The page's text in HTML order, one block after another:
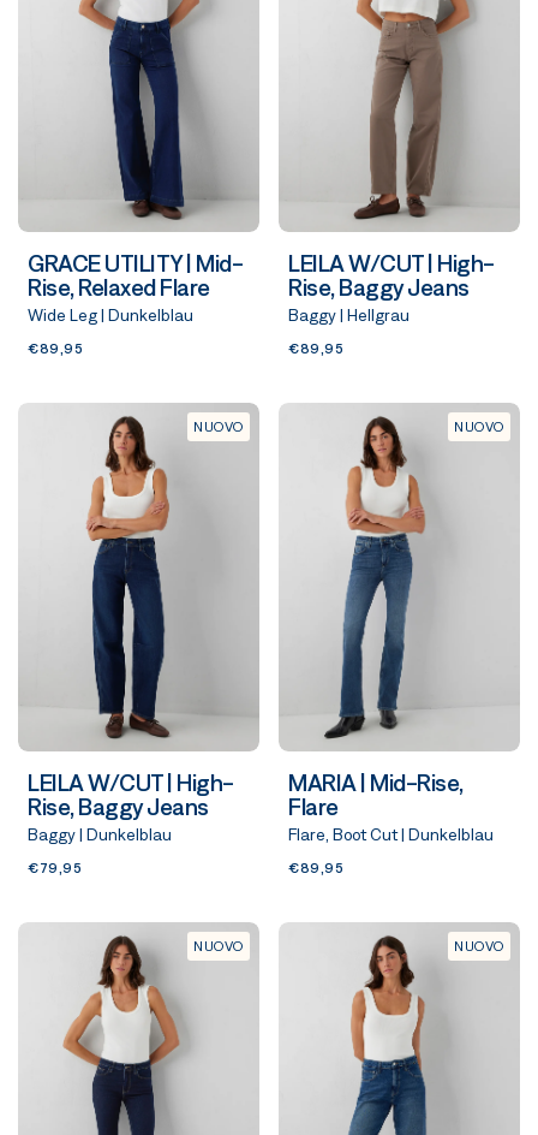
GRACE UTILITY | Mid-
Rise, Relaxed Flare
Wide Leg | Dunkelblau
€89,95
LEILA W/CUT | High-
Rise, Baggy Jeans
Baggy | Hellgrau
€89,95
NUOVO
LEILA W/CUT | High-
Rise, Baggy Jeans
Baggy | Dunkelblau
€79,95
NUOVO
MARIA | Mid-Rise,
Flare
Flare, Boot Cut | Dunkelblau
€89,95
NUOVO NUOVO